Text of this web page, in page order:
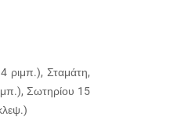
ριμπ.), Σταμάτη,
Σωτηρίου 15